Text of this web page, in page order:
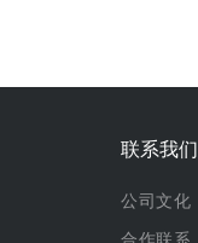
联系我们
公司文化